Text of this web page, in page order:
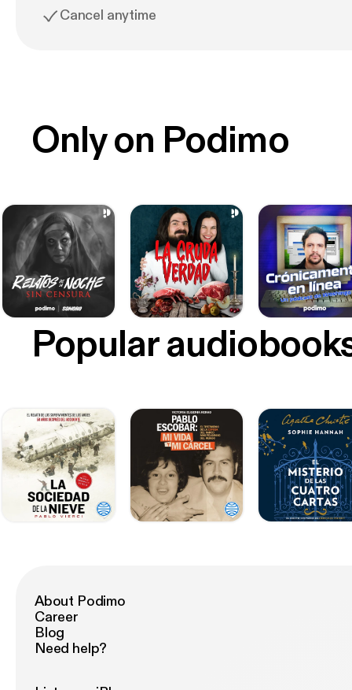
Cancel anytime
Only on Podimo
Popular
About Podimo
Career
Blog
Need help?